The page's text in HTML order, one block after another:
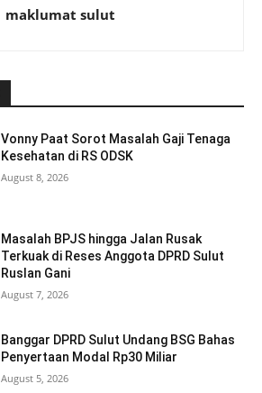
maklumat sulut
Vonny Paat Sorot Masalah Gaji Tenaga
Kesehatan di RS ODSK
August 8, 2026
Masalah BPJS hingga Jalan Rusak
Terkuak di Reses Anggota DPRD Sulut
Ruslan Gani
August 7, 2026
Banggar DPRD Sulut Undang BSG Bahas
Penyertaan Modal Rp30 Miliar
August 5, 2026